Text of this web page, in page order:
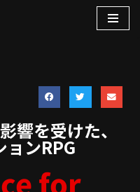
響を受けた、
ョンRPG